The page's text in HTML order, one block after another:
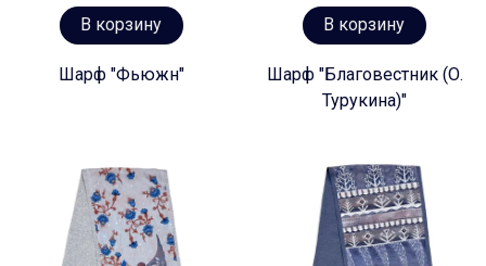
В корзину
Шарф "Фьюжн"
В корзину
Шарф "Благовестник (О.
Турукина)"